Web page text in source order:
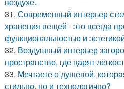
31. Современный интерьер
хранения вещей - это всегда
функциональностью и
32. Воздушный интерьер
пространство, где царят
33. Мечтаете о душевой,
стильно, но и технологично?